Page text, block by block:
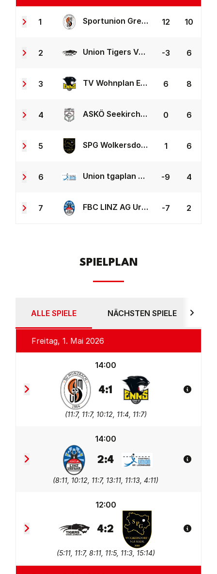
1 Sportunion Greisinger Münzbach 12 10
2 Union Tigers Vöcklabruck 2 -3 6
3 TV Wohnplan Enns 2 6 8
4 ASKÖ Seekirchen 0 6
5 SPG Wolkersdorf/Neusiedl 1 6
6 Union tgaplan St. Leonhard -9 4
7 FBC LINZ AG Urfahr 2 -7 2
SPIELPLAN
ALLE SPIELE NÄCHSTEN SPIELE
Freitag, 1. Mai 2026
14:00
Sportunion Greisinger Münzbach
4:1 TV Wohnplan Enns 2
(11:7, 11:7, 10:12, 11:4, 11:7)
Spiel
14:00
FBC LINZ AG Urfahr 2
2:4 Union tgaplan St.
(8:11, 10:12, 11:7, 13:11, 11:13, 4:11)
Spiel
12:00
Union Tigers Vöcklabruck 2
4:2 SPG Wolkersdorf/
(5:11, 11:7, 8:11, 11:5, 11:3, 15:14)
Spiel